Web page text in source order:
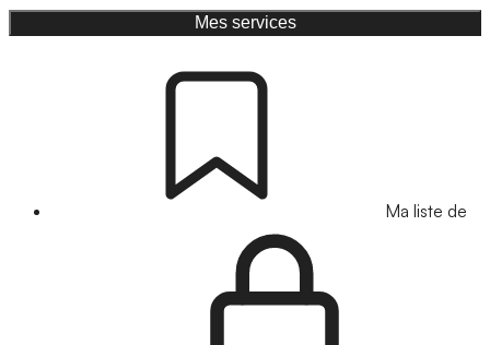
Mes services
Ma liste de